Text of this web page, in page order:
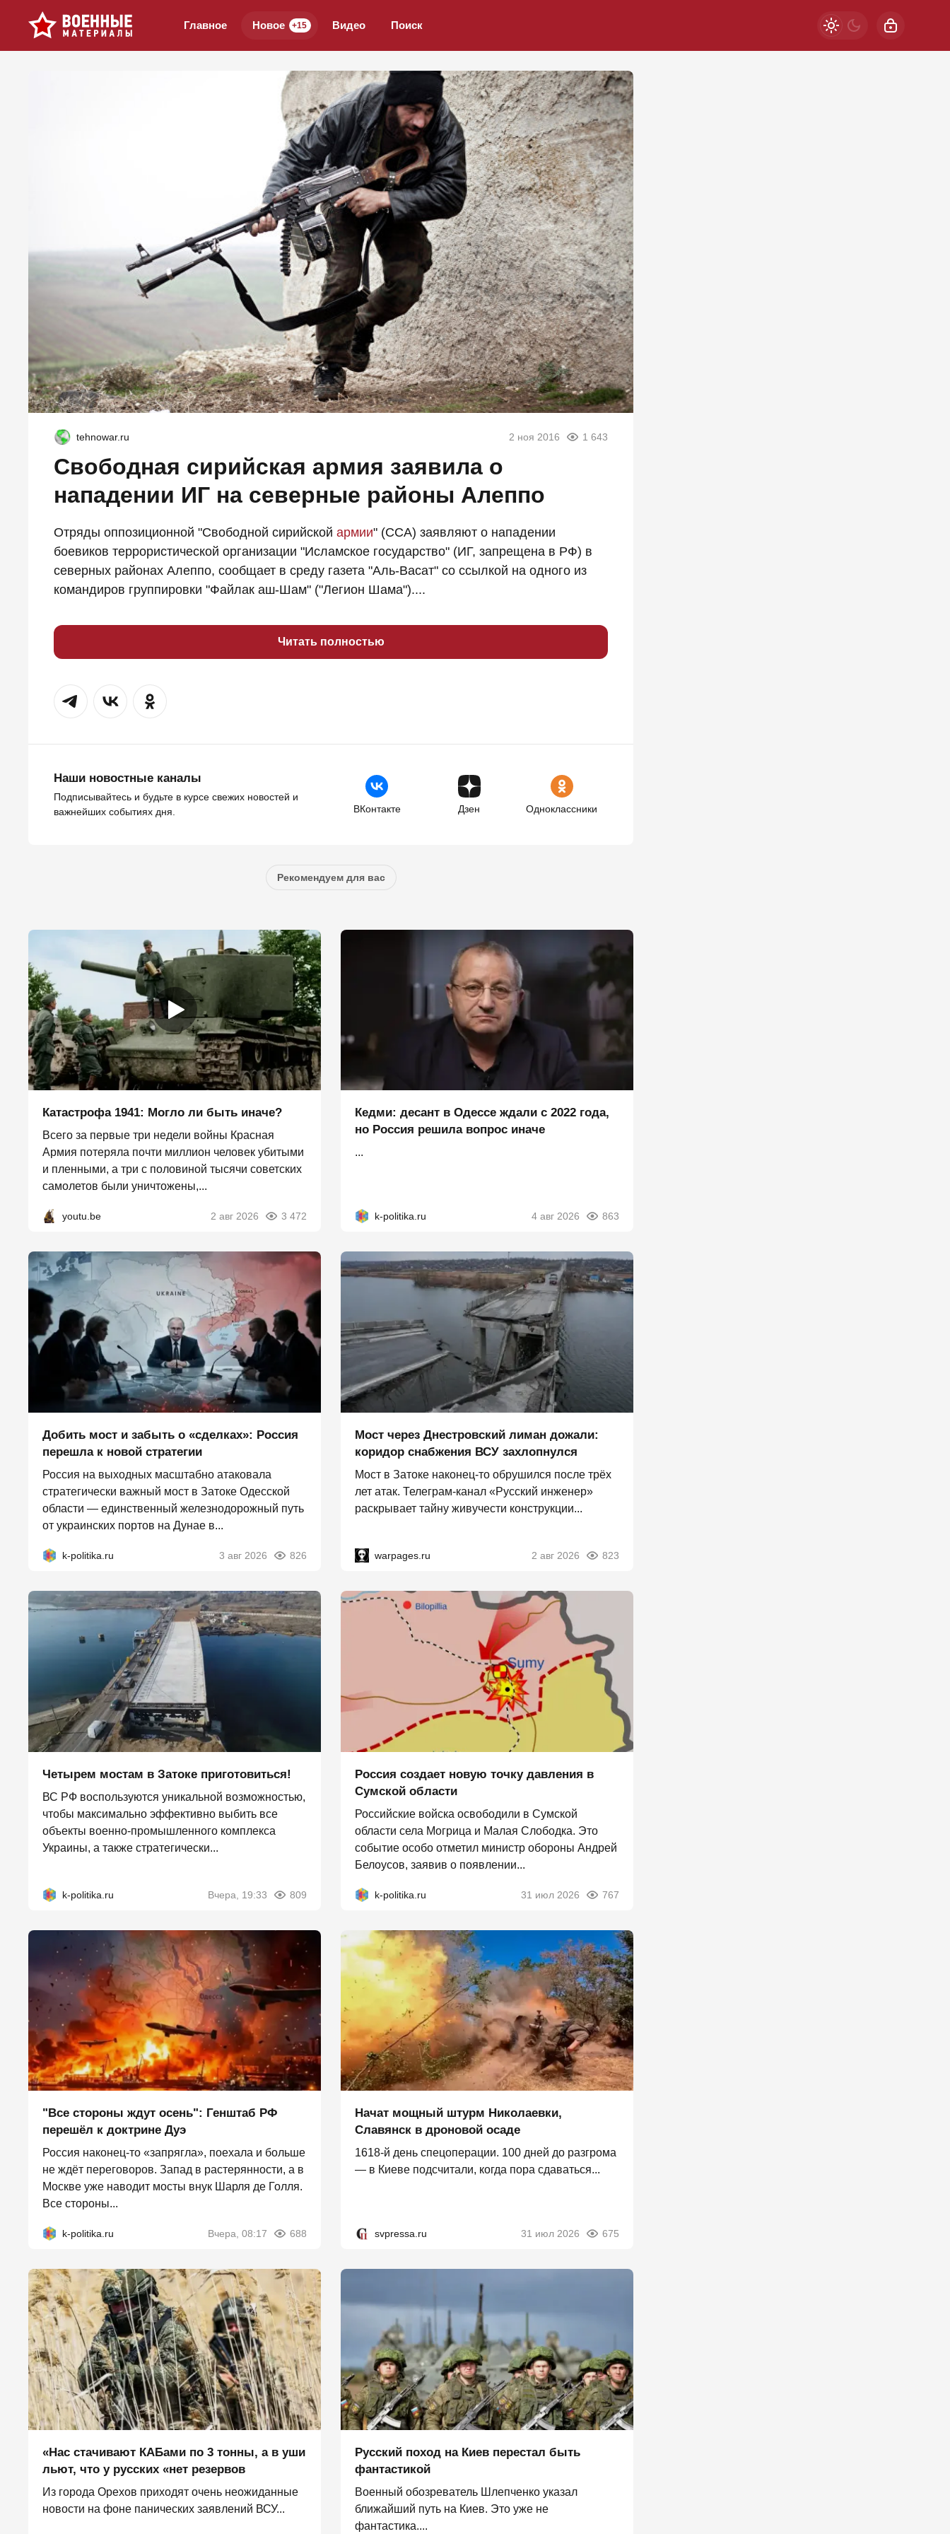
Главное Новое +15 Видео Поиск
tehnowar.ru 2 ноя 2016 1 643
Свободная сирийская армия заявила о
нападении ИГ на северные районы Алеппо
Отряды оппозиционной "Свободной сирийской армии" (ССА) заявляют о нападении
боевиков террористической организации "Исламское государство" (ИГ, запрещена в РФ) в
северных районах Алеппо, сообщает в среду газета "Аль-Васат" со ссылкой на одного из
командиров группировки "Файлак аш-Шам" ("Легион Шама")....
Читать полностью
Наши новостные каналы
Подписывайтесь и будьте в курсе свежих новостей и
важнейших событиях дня.
ВКонтакте Дзен Одноклассники
Рекомендуем для вас
Катастрофа 1941: Могло ли быть иначе?
Всего за первые три недели войны Красная
Армия потеряла почти миллион человек убитыми
и пленными, а три с половиной тысячи советских
самолетов были уничтожены,...
youtu.be 2 авг 2026 3 472
Кедми: десант в Одессе ждали с 2022 года,
но Россия решила вопрос иначе
...
k-politika.ru 4 авг 2026 863
Добить мост и забыть о «сделках»: Россия
перешла к новой стратегии
Россия на выходных масштабно атаковала
стратегически важный мост в Затоке Одесской
области — единственный железнодорожный путь
от украинских портов на Дунае в...
k-politika.ru 3 авг 2026 826
Мост через Днестровский лиман дожали:
коридор снабжения ВСУ захлопнулся
Мост в Затоке наконец-то обрушился после трёх
лет атак. Телеграм-канал «Русский инженер»
раскрывает тайну живучести конструкции...
warpages.ru 2 авг 2026 823
Четырем мостам в Затоке приготовиться!
ВС РФ воспользуются уникальной возможностью,
чтобы максимально эффективно выбить все
объекты военно-промышленного комплекса
Украины, а также стратегически...
k-politika.ru Вчера, 19:33 809
Россия создает новую точку давления в
Сумской области
Российские войска освободили в Сумской
области села Могрица и Малая Слободка. Это
событие особо отметил министр обороны Андрей
Белоусов, заявив о появлении...
k-politika.ru 31 июл 2026 767
"Все стороны ждут осень": Генштаб РФ
перешёл к доктрине Дуэ
Россия наконец-то «запрягла», поехала и больше
не ждёт переговоров. Запад в растерянности, а в
Москве уже наводит мосты внук Шарля де Голля.
Все стороны...
k-politika.ru Вчера, 08:17 688
Начат мощный штурм Николаевки,
Славянск в дроновой осаде
1618-й день спецоперации. 100 дней до разгрома
— в Киеве подсчитали, когда пора сдаваться...
svpressa.ru 31 июл 2026 675
«Нас стачивают КАБами по 3 тонны, а в уши
льют, что у русских «нет резервов
Из города Орехов приходят очень неожиданные
новости на фоне панических заявлений ВСУ...
Русский поход на Киев перестал быть
фантастикой
Военный обозреватель Шлепченко указал
ближайший путь на Киев. Это уже не
фантастика....